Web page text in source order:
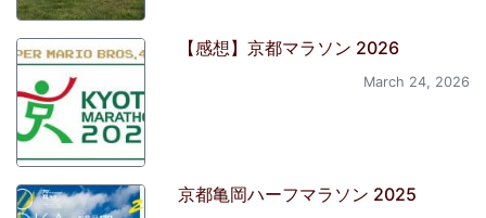
【感想】京都マラソン 2026
March 24, 2026
京都亀岡ハーフマラソン 2025